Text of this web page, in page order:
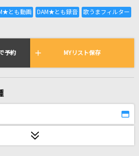
全国りれき
ムで歌われている曲の一覧
予約 MYリスト保存